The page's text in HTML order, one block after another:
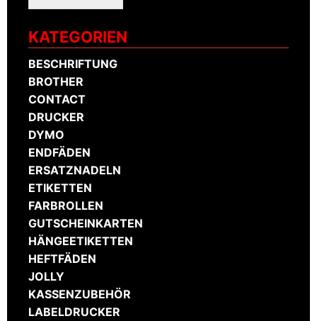
KATEGORIEN
BESCHRIFTUNG
BROTHER
CONTACT
DRUCKER
DYMO
ENDFÄDEN
ERSATZNADELN
ETIKETTEN
FARBROLLEN
GUTSCHEINKARTEN
HÄNGEETIKETTEN
HEFTFÄDEN
JOLLY
KASSENZUBEHÖR
LABELDRUCKER